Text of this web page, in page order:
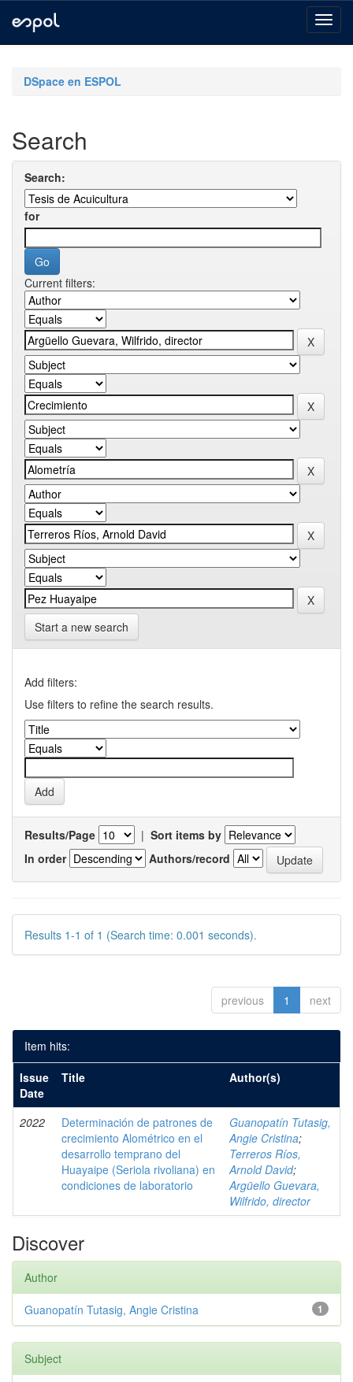
navigationDSpace en ESPOL
Search
Search:
for
Current filters:
Start a new search
Add filters:
Use filters to refine the search results.
Results/Page | Sort items by
In order
Authors/record
Results 1-1 of 1 (Search time: 0.001 seconds).
previous 1 next
Item hits:
Issue
Date
Title Author(s)
2022
Determinación de patrones de
crecimiento Alométrico en el
desarrollo temprano del
Huayaipe (Seriola rivoliana) en
condiciones de laboratorio
Guanopatín Tutasig,
Angie Cristina;
Terreros Ríos,
Arnold David;
Argüello Guevara,
Wilfrido, director
Discover
Author
1
Guanopatín Tutasig, Angie Cristina
Subject